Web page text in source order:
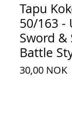
Tapu
50/163 -
Sword &
Battle
30,00 NOK